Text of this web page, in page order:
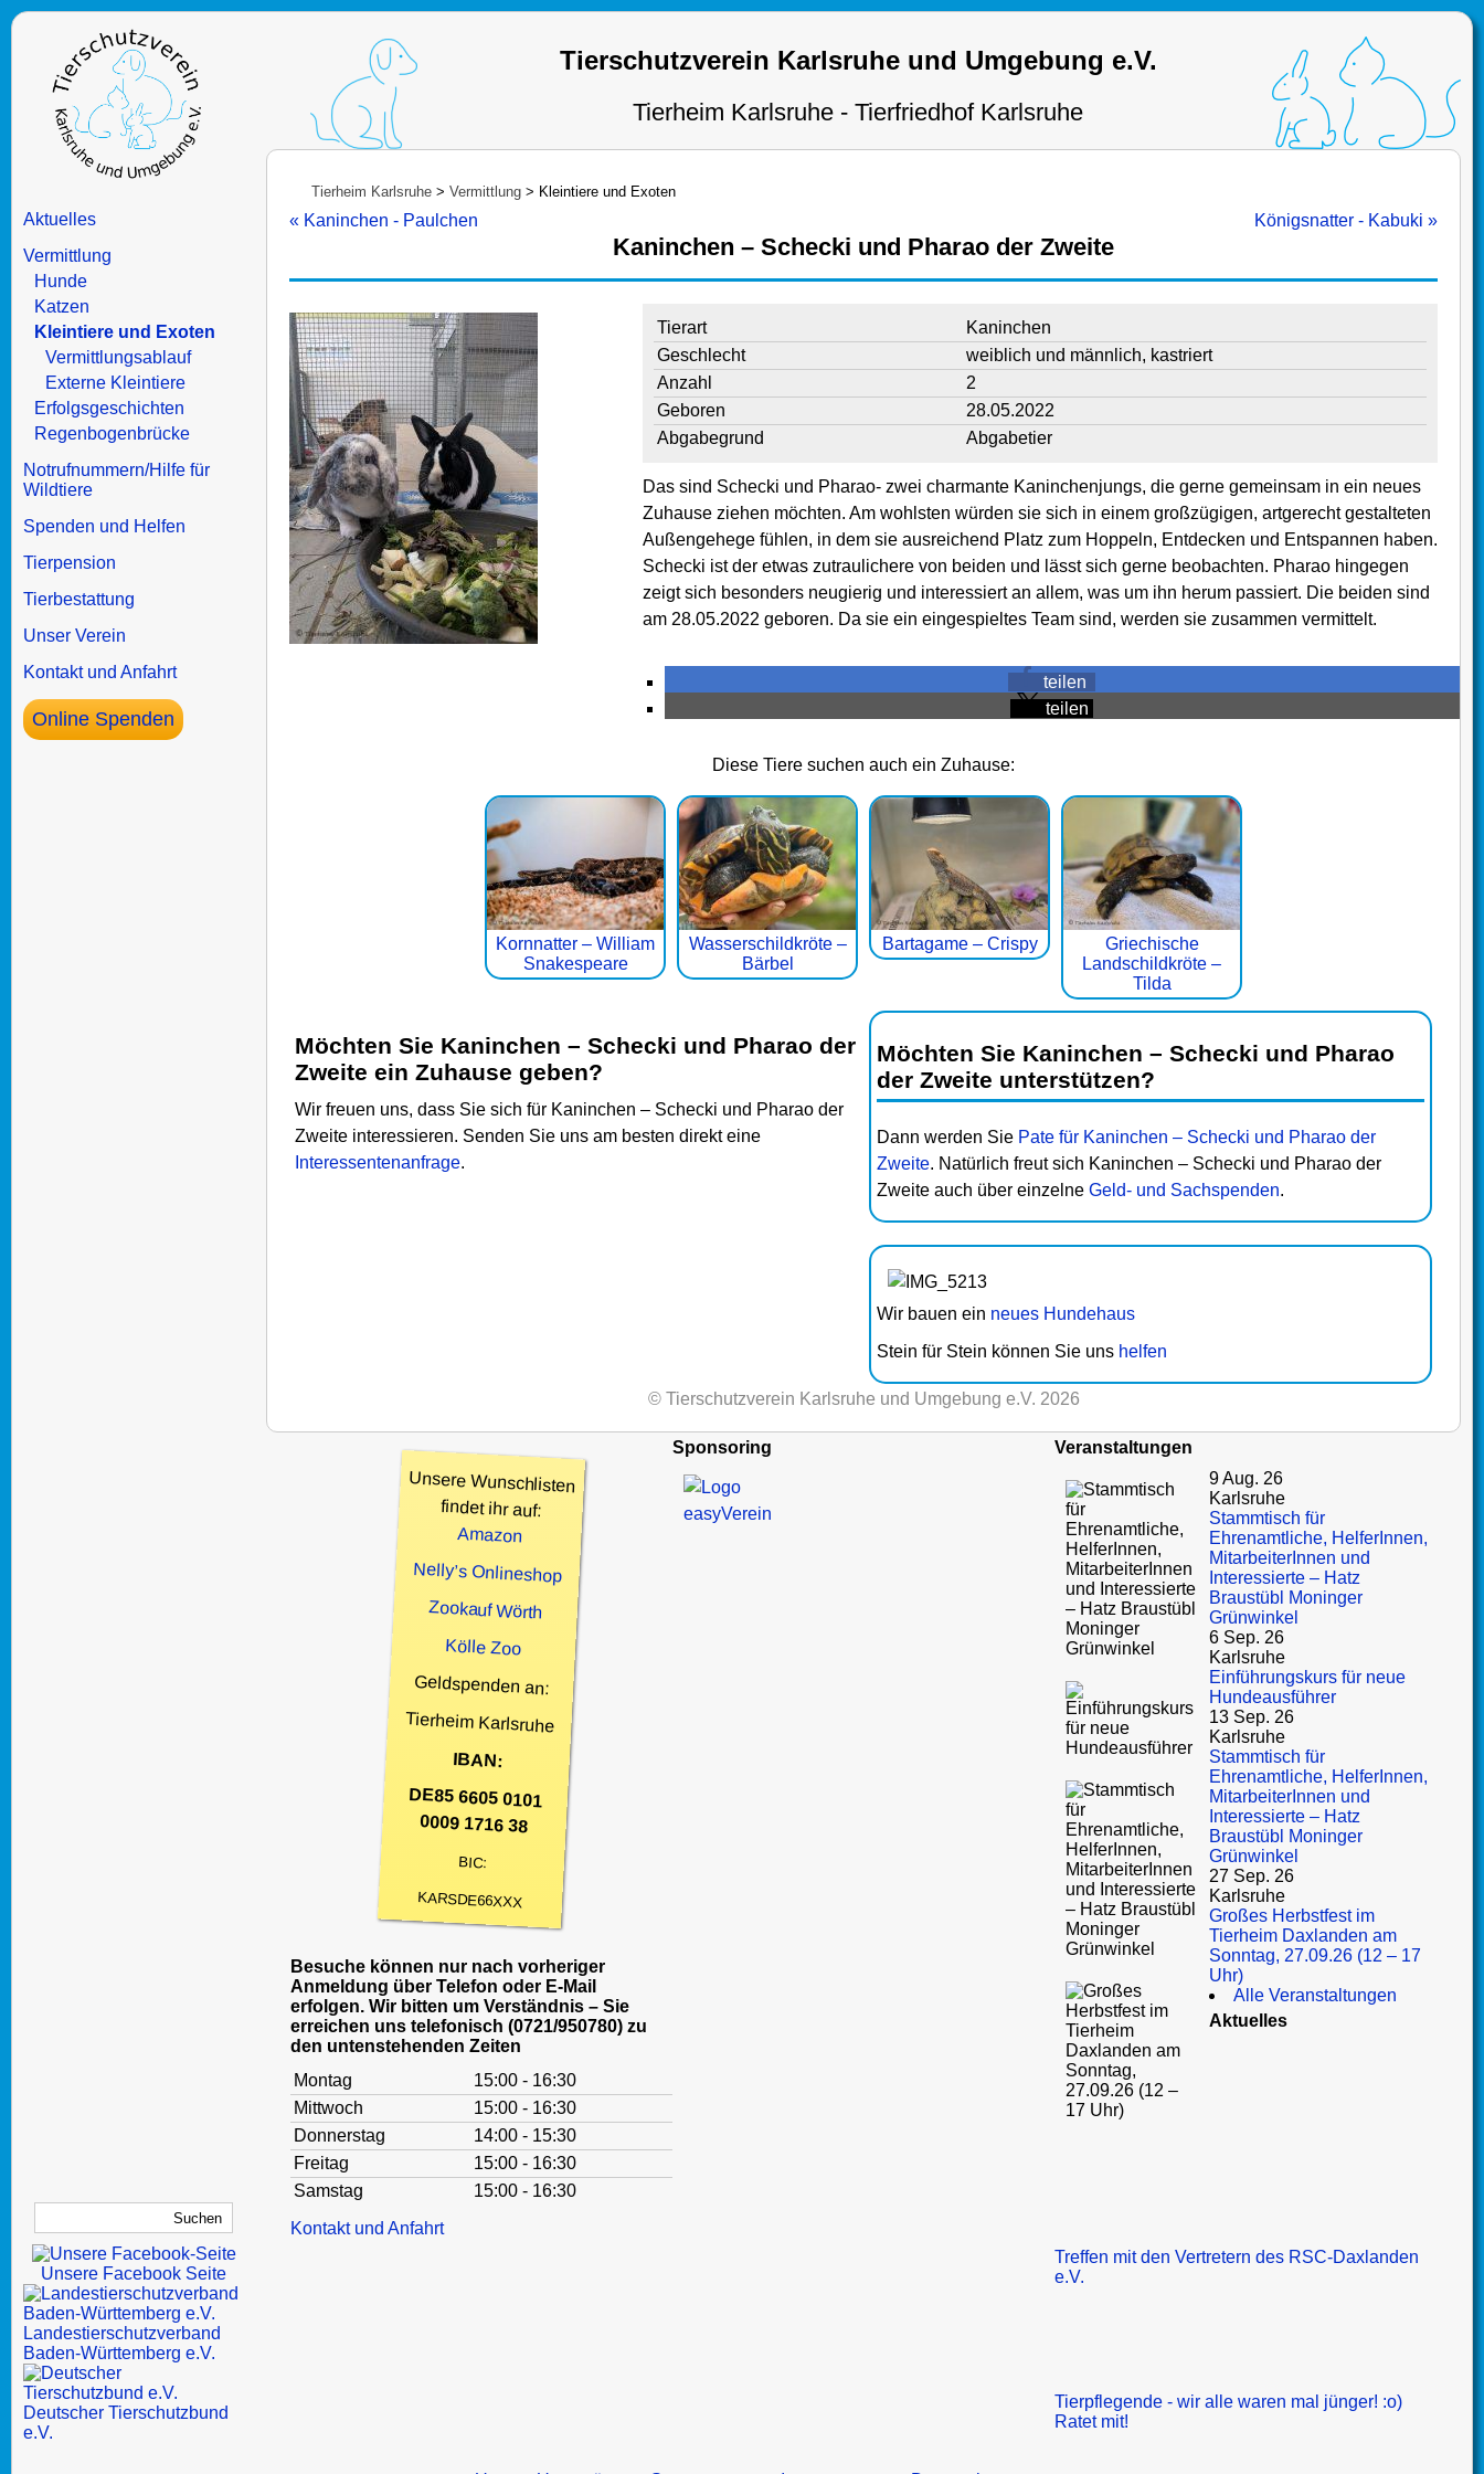
Tierschutzverein Karlsruhe und Umgebung e.V.
Tierheim Karlsruhe - Tierfriedhof Karlsruhe
Aktuelles
Vermittlung
Hunde
Katzen
Kleintiere und Exoten
Vermittlungsablauf
Externe Kleintiere
Erfolgsgeschichten
Regenbogenbrücke
Notrufnummern/Hilfe für
Wildtiere
Spenden und Helfen
Tierpension
Tierbestattung
Unser Verein
Kontakt und Anfahrt
Online Spenden
Unsere Facebook Seite
Landestierschutzverband
Baden-Württemberg e.V.
Deutscher Tierschutzbund
e.V.
Tierheim Karlsruhe > Vermittlung > Kleintiere und Exoten
« Kaninchen - Paulchen Königsnatter - Kabuki »
Kaninchen – Schecki und Pharao der Zweite
Tierart
Kaninchen
Geschlecht
weiblich und männlich, kastriert
Anzahl
2
Geboren
28.05.2022
Abgabegrund
Abgabetier
Das sind Schecki und Pharao- zwei charmante Kaninchenjungs, die gerne gemeinsam in ein neues
Zuhause ziehen möchten. Am wohlsten würden sie sich in einem großzügigen, artgerecht gestalteten
Außengehege fühlen, in dem sie ausreichend Platz zum Hoppeln, Entdecken und Entspannen haben.
Schecki ist der etwas zutraulichere von beiden und lässt sich gerne beobachten. Pharao hingegen
zeigt sich besonders neugierig und interessiert an allem, was um ihn herum passiert. Die beiden sind
am 28.05.2022 geboren. Da sie ein eingespieltes Team sind, werden sie zusammen vermittelt.
teilen
teilen
Diese Tiere suchen auch ein Zuhause:
Kornnatter – William
Snakespeare
Wasserschildkröte –
Bärbel
Bartagame – Crispy
Griechische
Landschildkröte –
Tilda
Möchten Sie Kaninchen – Schecki und Pharao der
Zweite ein Zuhause geben?
Wir freuen uns, dass Sie sich für Kaninchen – Schecki und Pharao der
Zweite interessieren. Senden Sie uns am besten direkt eine
Interessentenanfrage.
Möchten Sie Kaninchen – Schecki und Pharao
der Zweite unterstützen?
Dann werden Sie Pate für Kaninchen – Schecki und Pharao der
Zweite. Natürlich freut sich Kaninchen – Schecki und Pharao der
Zweite auch über einzelne Geld- und Sachspenden.
Wir bauen ein neues Hundehaus
Stein für Stein können Sie uns helfen
© Tierschutzverein Karlsruhe und Umgebung e.V. 2026
Unsere Wunschlisten
findet ihr auf:
Amazon
Nelly’s Onlineshop
Zookauf Wörth
Kölle Zoo
Geldspenden an:
Tierheim Karlsruhe
IBAN:
DE85 6605 0101
0009 1716 38
BIC:
KARSDE66XXX
Besuche können nur nach vorheriger
Anmeldung über Telefon oder E-Mail
erfolgen. Wir bitten um Verständnis – Sie
erreichen uns telefonisch (0721/950780) zu
den untenstehenden Zeiten
Montag
15:00 - 16:30
Mittwoch
15:00 - 16:30
Donnerstag
14:00 - 15:30
Freitag
15:00 - 16:30
Samstag
15:00 - 16:30
Kontakt und Anfahrt
Sponsoring
Veranstaltungen
9 Aug. 26
Karlsruhe
Stammtisch für
Ehrenamtliche, HelferInnen,
MitarbeiterInnen und
Interessierte – Hatz
Braustübl Moninger
Grünwinkel
6 Sep. 26
Karlsruhe
Einführungskurs für neue
Hundeausführer
13 Sep. 26
Karlsruhe
Stammtisch für
Ehrenamtliche, HelferInnen,
MitarbeiterInnen und
Interessierte – Hatz
Braustübl Moninger
Grünwinkel
27 Sep. 26
Karlsruhe
Großes Herbstfest im
Tierheim Daxlanden am
Sonntag, 27.09.26 (12 – 17
Uhr)
Alle Veranstaltungen
Aktuelles
Treffen mit den Vertretern des RSC-Daxlanden
e.V.
Tierpflegende - wir alle waren mal jünger! :o)
Ratet mit!